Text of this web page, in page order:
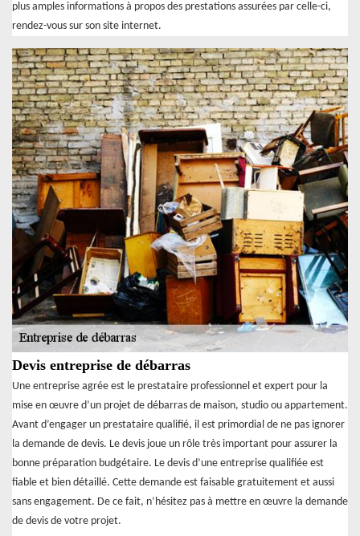
plus amples informations à propos des prestations assurées par celle-ci,
rendez-vous sur son site internet.
Devis entreprise de débarras
Une entreprise agrée est le prestataire professionnel et expert pour la
mise en œuvre d’un projet de débarras de maison, studio ou appartement.
Avant d’engager un prestataire qualifié, il est primordial de ne pas ignorer
la demande de devis. Le devis joue un rôle très important pour assurer la
bonne préparation budgétaire. Le devis d’une entreprise qualifiée est
fiable et bien détaillé. Cette demande est faisable gratuitement et aussi
sans engagement. De ce fait, n’hésitez pas à mettre en œuvre la demande
de devis de votre projet.